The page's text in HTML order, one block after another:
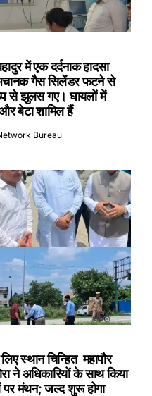
में एक दर्दनाक हादसा
गैस सिलेंडर फटने से
से झुलस गए। घायलों में
बेटा शामिल हैं
Bureau
स्थान चिन्हित महापौर
ने अधिकारियों के साथ किया
मंथन; जल्द शुरू होगा